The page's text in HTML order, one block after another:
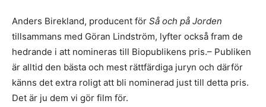
Anders Birekland, producent för Så och på Jorden
tillsammans med Göran Lindström, lyfter också fram de
hedrande i att nomineras till Biopublikens pris.– Publiken
är alltid den bästa och mest rättfärdiga juryn och därför
känns det extra roligt att bli nominerad just till detta pris.
Det är ju dem vi gör film för.